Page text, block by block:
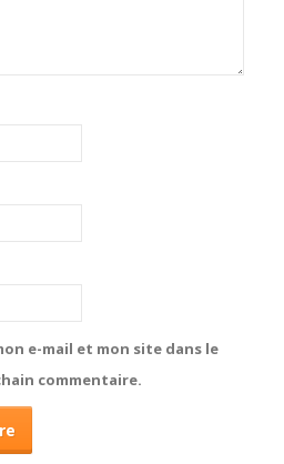
e-mail et mon site dans le
commentaire.